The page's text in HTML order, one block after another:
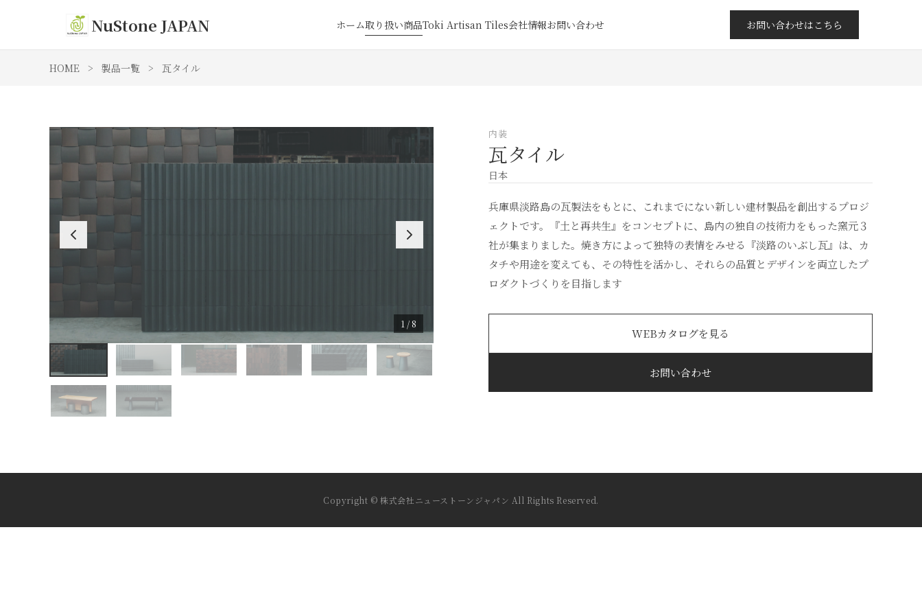
NuStone JAPAN ホーム取り扱い商品Toki Artisan Tiles会社情報お問い合わせ お問い合わせはこちら
HOME > 製品一覧 > 瓦タイル
1 / 8
内装
瓦タイル
日本
兵庫県淡路島の瓦製法をもとに、これまでにない新しい建材製品を創出するプロジ
ェクトです。『土と再共生』をコンセプトに、島内の独自の技術力をもった窯元３
社が集まりました。焼き方によって独特の表情をみせる『淡路のいぶし瓦』は、カ
タチや用途を変えても、その特性を活かし、それらの品質とデザインを両立したプ
ロダクトづくりを目指します
WEBカタログを見る
お問い合わせ
Copyright © 株式会社ニューストーンジャパン All Rights Reserved.